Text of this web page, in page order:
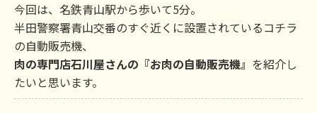
今回は、名鉄青山駅から歩いて5分。
半田警察署青山交番のすぐ近くに設置されているコチラ
の自動販売機、
肉の専門店石川屋さんの『お肉の自動販売機』 を紹介し
たいと思います。